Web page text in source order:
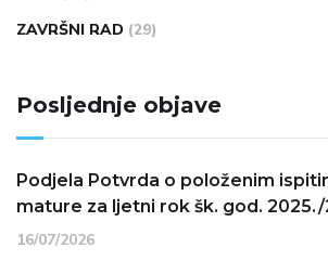
ZAVRŠNI RAD (29)
Posljednje objave
Podjela Potvrda o položenim
mature za ljetni rok šk. god. 2025./
16/07/2026